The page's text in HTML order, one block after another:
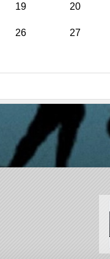
19 20
26 27